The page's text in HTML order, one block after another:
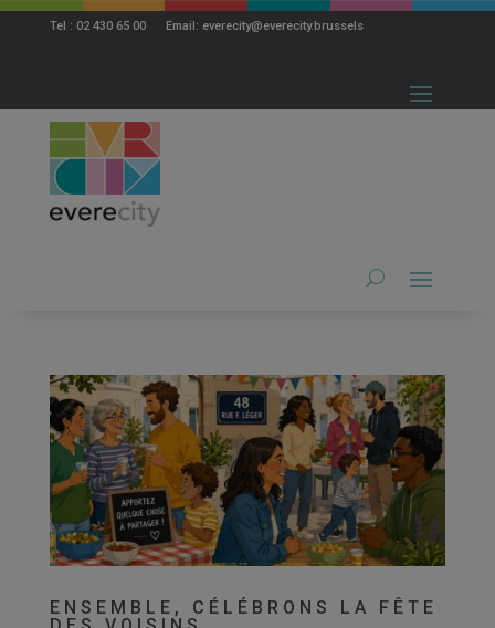
Tel : 02 430 65 00 Email: everecity@everecity.brussels
ENSEMBLE, CÉLÉBRONS LA FÊTE
modal-check